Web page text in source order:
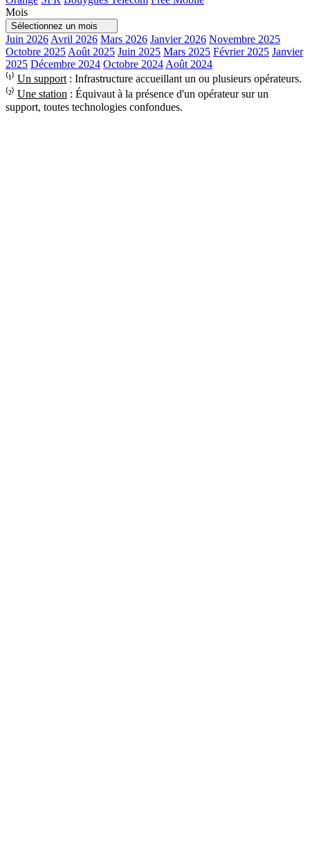
Mois
Sélectionnez un mois
Juin 2026 Avril 2026 Mars 2026 Janvier 2026 Novembre 2025
Octobre 2025 Août 2025 Juin 2025 Mars 2025 Février 2025 Janvier
2025 Décembre 2024 Octobre 2024 Août 2024
⁽¹⁾ Un support : Infrastructure accueillant un ou plusieurs opérateurs.
⁽²⁾ Une station : Équivaut à la présence d'un opérateur sur un
support, toutes technologies confondues.